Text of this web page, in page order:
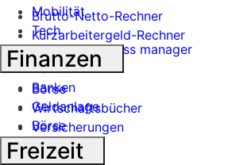
Mobilität
Tech
Harvard Business manager
Handel
Banken
Geldanlage
Börse
Industrie
Brutto-Netto-Rechner
Kurzarbeitergeld-Rechner
Finanzen
Börse
Wirtschaftsbücher
Versicherungen
Freizeit